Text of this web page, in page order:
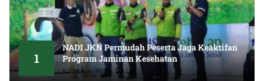
1
NADI JKN Permudah Peserta Jaga Keaktifan
Program Jaminan Kesehatan
5 Agustus 2026 0